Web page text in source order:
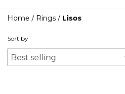
Home / Rings / Lisos
Sort by